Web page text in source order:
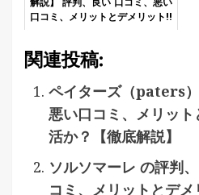
口コミ、メリットとデメリット!!
関連投稿:
ペイターズ（paters）
悪い口コミ、メリッ
活か？【徹底解説】
ソルソマーレ の評判
コミ、メリットとデ